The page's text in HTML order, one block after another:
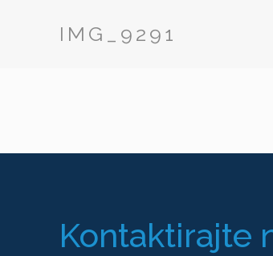
IMG_9291
Kontaktirajte